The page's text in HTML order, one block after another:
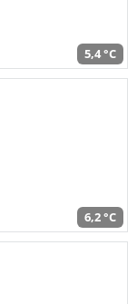
5,4 °C
6,2 °C